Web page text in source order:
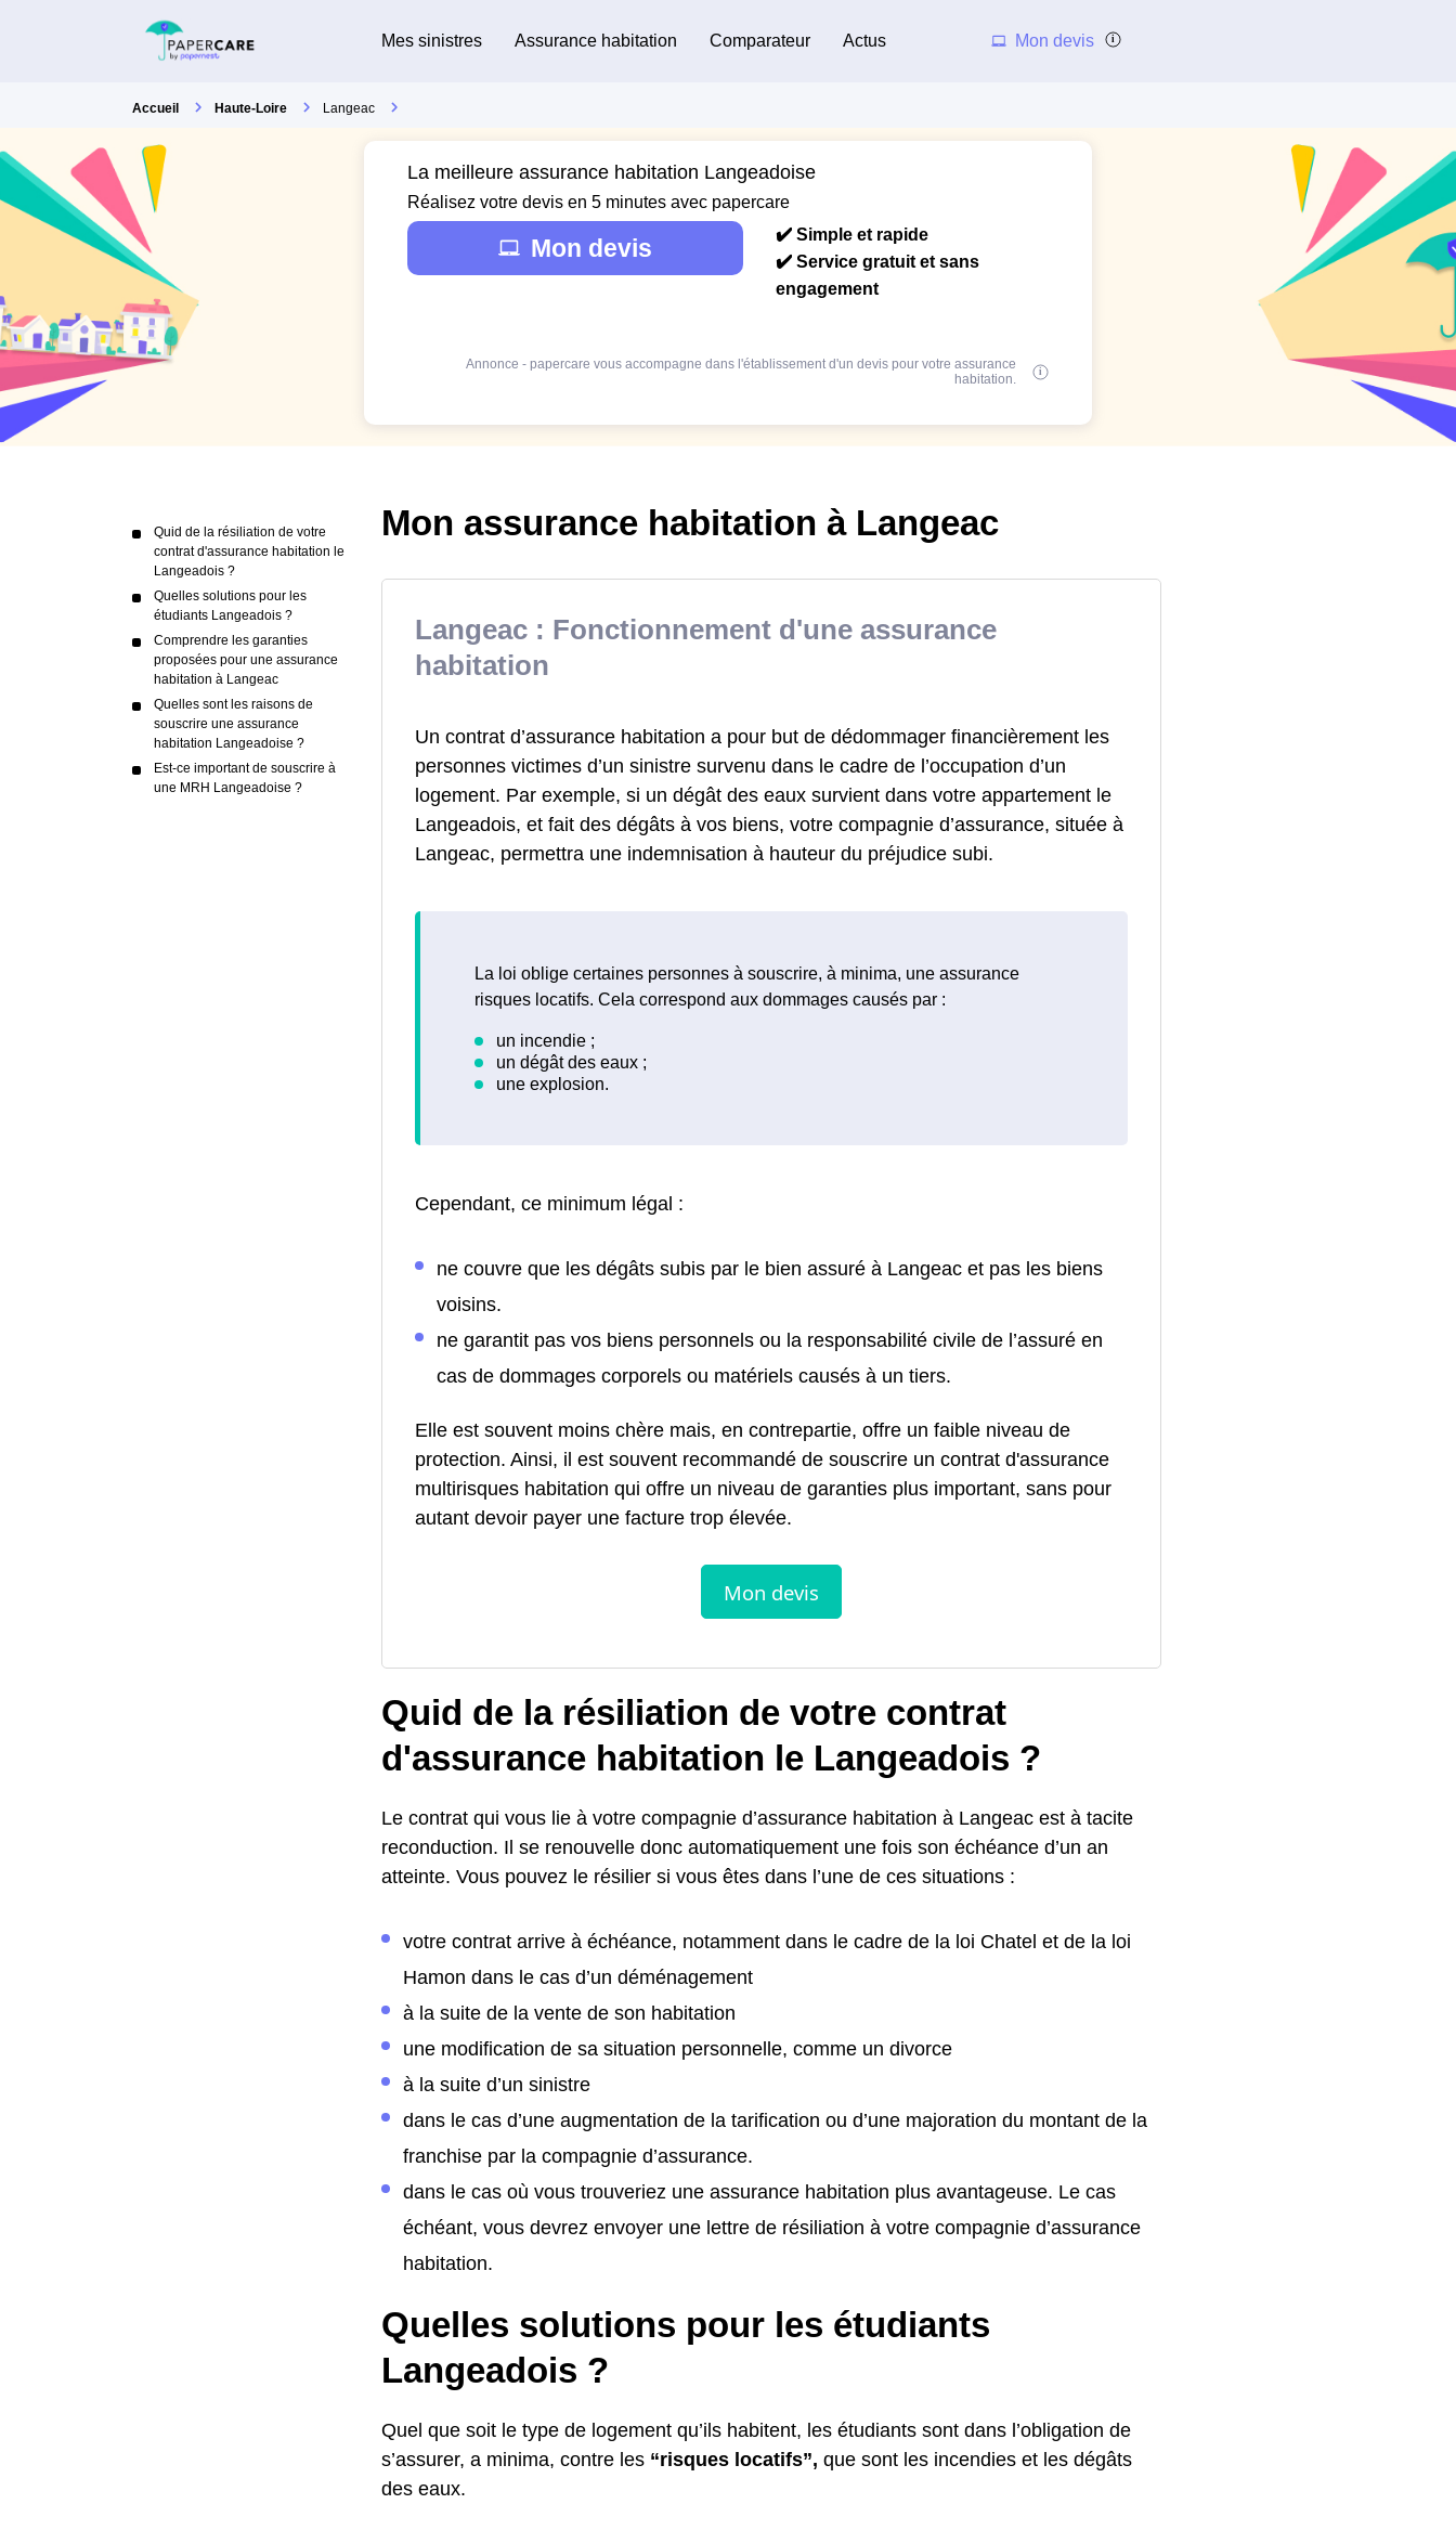
Mes sinistres Assurance habitation Comparateur Actus Mon devis
Accueil Haute-Loire Langeac
La meilleure assurance habitation Langeadoise
Réalisez votre devis en 5 minutes avec papercare
Mon devis
✔️ Simple et rapide
✔️ Service gratuit et sans
engagement
Annonce - papercare vous accompagne dans l'établissement d'un devis pour votre assurance
habitation.
Quid de la résiliation de votre
contrat d'assurance habitation le
Langeadois ?
Quelles solutions pour les
étudiants Langeadois ?
Comprendre les garanties
proposées pour une assurance
habitation à Langeac
Quelles sont les raisons de
souscrire une assurance
habitation Langeadoise ?
Est-ce important de souscrire à
une MRH Langeadoise ?
Mon assurance habitation à Langeac
Langeac : Fonctionnement d'une assurance
habitation
Un contrat d’assurance habitation a pour but de dédommager financièrement les
personnes victimes d’un sinistre survenu dans le cadre de l’occupation d’un
logement. Par exemple, si un dégât des eaux survient dans votre appartement le
Langeadois, et fait des dégâts à vos biens, votre compagnie d’assurance, située à
Langeac, permettra une indemnisation à hauteur du préjudice subi.
La loi oblige certaines personnes à souscrire, à minima, une assurance
risques locatifs. Cela correspond aux dommages causés par :
Cependant, ce minimum légal :
ne couvre que les dégâts subis par le bien assuré à Langeac et pas les biens
voisins.
ne garantit pas vos biens personnels ou la responsabilité civile de l’assuré en
cas de dommages corporels ou matériels causés à un tiers.
Elle est souvent moins chère mais, en contrepartie, offre un faible niveau de
protection. Ainsi, il est souvent recommandé de souscrire un contrat d'assurance
multirisques habitation qui offre un niveau de garanties plus important, sans pour
autant devoir payer une facture trop élevée.
Quid de la résiliation de votre contrat
d'assurance habitation le Langeadois ?
Le contrat qui vous lie à votre compagnie d’assurance habitation à Langeac est à tacite
reconduction. Il se renouvelle donc automatiquement une fois son échéance d’un an
atteinte. Vous pouvez le résilier si vous êtes dans l’une de ces situations :
votre contrat arrive à échéance, notamment dans le cadre de la loi Chatel et de la loi
Hamon dans le cas d’un déménagement
à la suite de la vente de son habitation
une modification de sa situation personnelle, comme un divorce
à la suite d’un sinistre
dans le cas d’une augmentation de la tarification ou d’une majoration du montant de la
franchise par la compagnie d’assurance.
dans le cas où vous trouveriez une assurance habitation plus avantageuse. Le cas
échéant, vous devrez envoyer une lettre de résiliation à votre compagnie d’assurance
habitation.
Quelles solutions pour les étudiants
Langeadois ?
Quel que soit le type de logement qu’ils habitent, les étudiants sont dans l’obligation de
s’assurer, a minima, contre les “risques locatifs”, que sont les incendies et les dégâts
des eaux.